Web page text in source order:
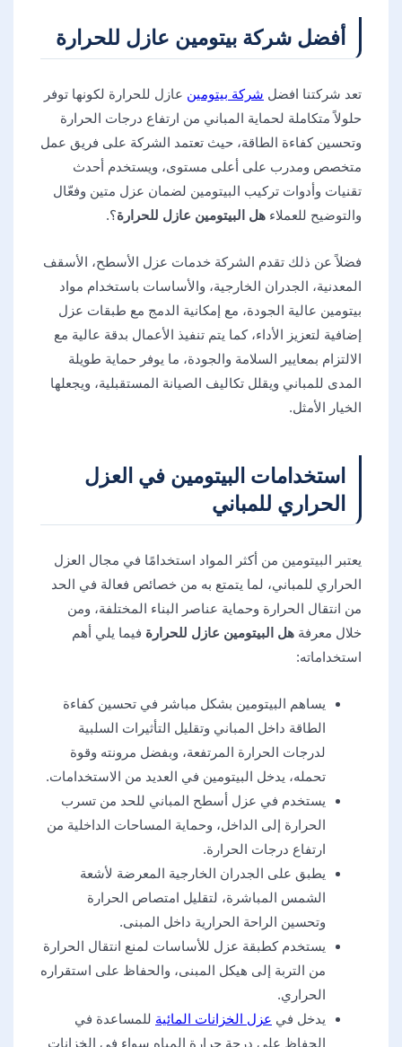
أفضل شركة بيتومين عازل للحرارة
تعد شركتنا افضل شركة بيتومين عازل للحرارة لكونها توفر
حلولاً متكاملة لحماية المباني من ارتفاع درجات الحرارة
وتحسين كفاءة الطاقة، حيث تعتمد الشركة على فريق عمل
متخصص ومدرب على أعلى مستوى، ويستخدم أحدث
تقنيات وأدوات تركيب البيتومين لضمان عزل متين وفعّال
والتوضيح للعملاء هل البيتومين عازل للحرارة؟.
فضلاً عن ذلك تقدم الشركة خدمات عزل الأسطح، الأسقف
المعدنية، الجدران الخارجية، والأساسات باستخدام مواد
بيتومين عالية الجودة، مع إمكانية الدمج مع طبقات عزل
إضافية لتعزيز الأداء، كما يتم تنفيذ الأعمال بدقة عالية مع
الالتزام بمعايير السلامة والجودة، ما يوفر حماية طويلة
المدى للمباني ويقلل تكاليف الصيانة المستقبلية، ويجعلها
الخيار الأمثل.
استخدامات البيتومين في العزل
الحراري للمباني
يعتبر البيتومين من أكثر المواد استخدامًا في مجال العزل
الحراري للمباني، لما يتمتع به من خصائص فعالة في الحد
من انتقال الحرارة وحماية عناصر البناء المختلفة، ومن
خلال معرفة هل البيتومين عازل للحرارة فيما يلي أهم
استخداماته:
يساهم البيتومين بشكل مباشر في تحسين كفاءة
الطاقة داخل المباني وتقليل التأثيرات السلبية
لدرجات الحرارة المرتفعة، وبفضل مرونته وقوة
تحمله، يدخل البيتومين في العديد من الاستخدامات.
يستخدم في عزل أسطح المباني للحد من تسرب
الحرارة إلى الداخل، وحماية المساحات الداخلية من
ارتفاع درجات الحرارة.
يطبق على الجدران الخارجية المعرضة لأشعة
الشمس المباشرة، لتقليل امتصاص الحرارة
وتحسين الراحة الحرارية داخل المبنى.
يستخدم كطبقة عزل للأساسات لمنع انتقال الحرارة
من التربة إلى هيكل المبنى، والحفاظ على استقراره
الحراري.
يدخل في عزل الخزانات المائية للمساعدة في
الحفاظ على درجة حرارة المياه سواء في الخزانات